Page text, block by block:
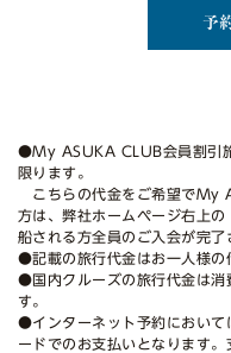
予
●My ASUKA CLUB会員割引
限ります。
こちらの代金をご希望でMy
方は、弊社ホームページ右上
船される方全員のご入会が完了
●記載の旅行代金はお一人様の
●国内クルーズの旅行代金は消
す。
●インターネット予約において
ードでのお支払いとなります